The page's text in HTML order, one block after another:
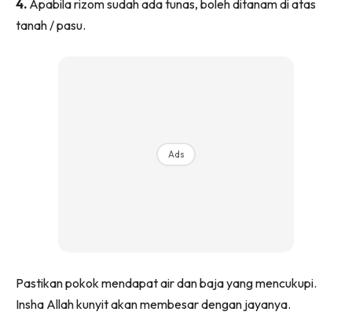
Impiana TV
4. Apabila rizom sudah ada tunas, boleh ditanam di atas
tanah / pasu.
Ads
Pastikan pokok mendapat air dan baja yang mencukupi.
Insha Allah kunyit akan membesar dengan jayanya.